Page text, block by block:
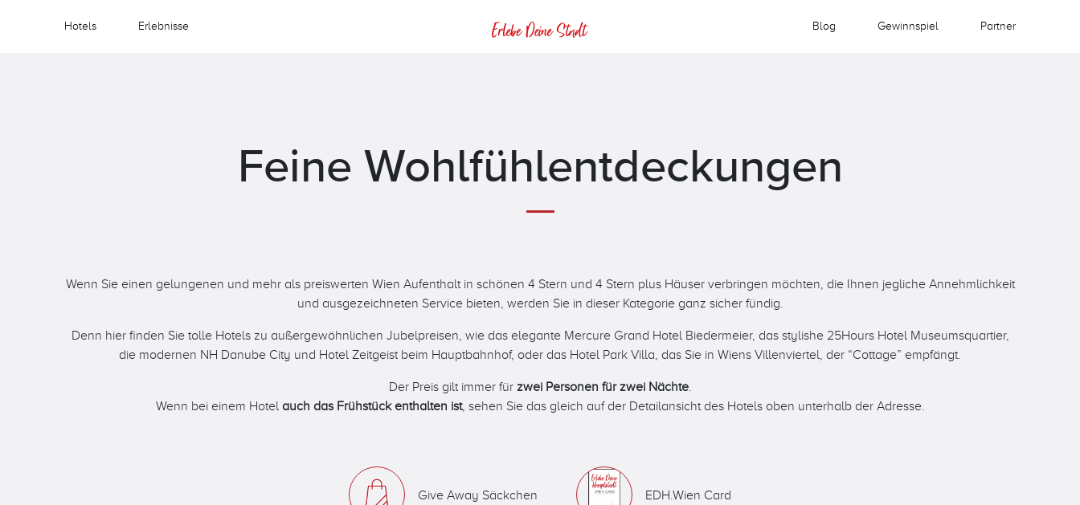
Hotels Erlebnisse Blog Gewinnspiel Partner
Feine Wohlfühlentdeckungen
Wenn Sie einen gelungenen und mehr als preiswerten Wien Aufenthalt in schönen 4 Stern und 4 Stern plus Häuser verbringen möchten, die Ihnen jegliche Annehmlichkeit
und ausgezeichneten Service bieten, werden Sie in dieser Kategorie ganz sicher fündig.
Denn hier finden Sie tolle Hotels zu außergewöhnlichen Jubelpreisen, wie das elegante Mercure Grand Hotel Biedermeier, das stylishe 25Hours Hotel Museumsquartier,
die modernen NH Danube City und Hotel Zeitgeist beim Hauptbahnhof, oder das Hotel Park Villa, das Sie in Wiens Villenviertel, der “Cottage” empfängt.
Der Preis gilt immer für zwei Personen für zwei Nächte.
Wenn bei einem Hotelauch das Frühstück enthalten ist, sehen Sie das gleich auf der Detailansicht des Hotels oben unterhalb der Adresse.
Give Away Säckchen EDH.Wien Card